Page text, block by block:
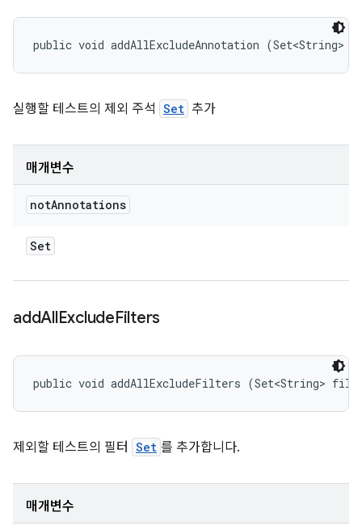
public void addAllExcludeAnnotation (Set<String>
실행할 테스트의 제외 주석 Set 추가
매개변수
notAnnotations
Set
addAllExcludeFilters
public void addAllExcludeFilters (Set<String>
제외할 테스트의 필터 Set 를 추가합니다.
매개변수